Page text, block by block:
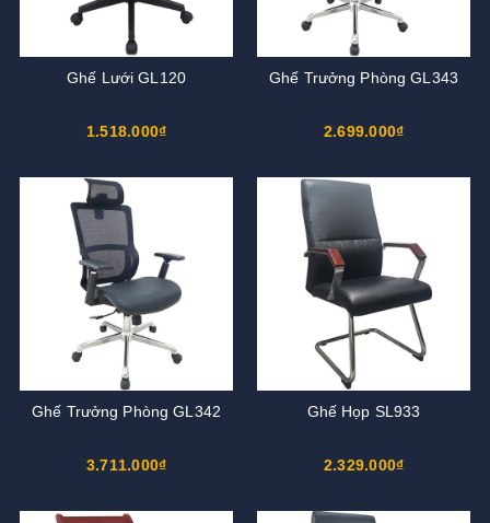
Ghế Lưới GL120
1.518.000₫
Ghế Trưởng Phòng GL343
2.699.000₫
Ghế Trưởng Phòng GL342
3.711.000₫
Ghế Họp SL933
2.329.000₫